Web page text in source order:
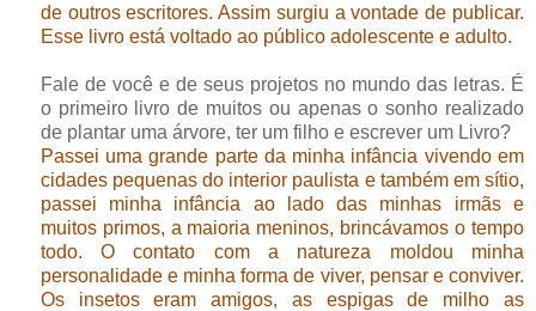
de outros escritores. Assim surgiu a vontade de publicar.
Esse livro está voltado ao público adolescente e adulto.
Fale de você e de seus projetos no mundo das letras. É
o primeiro livro de muitos ou apenas o sonho realizado
de plantar uma árvore, ter um filho e escrever um Livro?
Passei uma grande parte da minha infância vivendo em
cidades pequenas do interior paulista e também em sítio,
passei minha infância ao lado das minhas irmãs e
muitos primos, a maioria meninos, brincávamos o tempo
todo. O contato com a natureza moldou minha
personalidade e minha forma de viver, pensar e conviver.
Os insetos eram amigos, as espigas de milho as